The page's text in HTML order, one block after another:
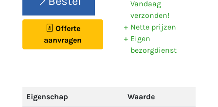
Offerte
aanvragen
Vandaag
verzonden!
Nette prijzen
Eigen
bezorgdienst
Eigenschap Waarde